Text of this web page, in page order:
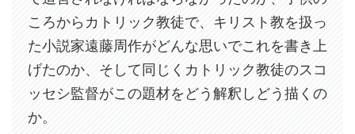
ころからカトリック教徒で、キリスト教を扱っ
た小説家遠藤周作がどんな思いでこれを書き上
げたのか、そして同じくカトリック教徒のスコ
ッセシ監督がこの題材をどう解釈しどう描くの
か。